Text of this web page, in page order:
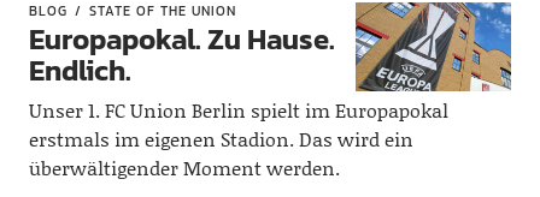
BLOG STATE OF THE UNION
Europapokal. Zu Hause.
Endlich.
Unser 1. FC Union Berlin spielt im Europapokal
erstmals im eigenen Stadion. Das wird ein
überwältigender Moment werden.